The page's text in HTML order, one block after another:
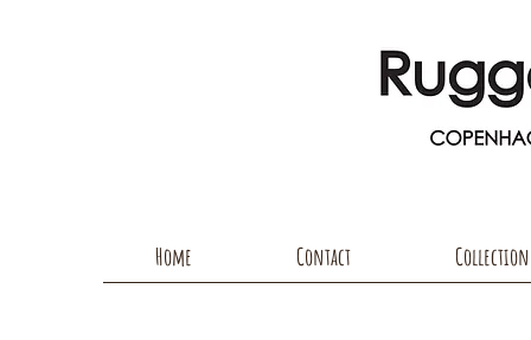
Home Contact Collection